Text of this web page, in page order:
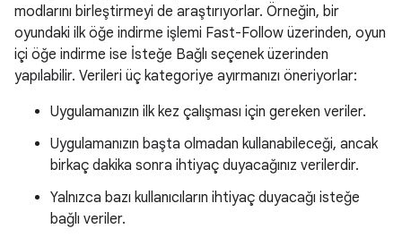
modlarını birleştirmeyi de araştırıyorlar. Örneğin, bir
oyundaki ilk öğe indirme işlemi Fast-Follow üzerinden, oyun
içi öğe indirme ise İsteğe Bağlı seçenek üzerinden
yapılabilir. Verileri üç kategoriye ayırmanızı öneriyorlar:
Uygulamanızın ilk kez çalışması için gereken veriler.
Uygulamanızın başta olmadan kullanabileceği, ancak
birkaç dakika sonra ihtiyaç duyacağınız verilerdir.
Yalnızca bazı kullanıcıların ihtiyaç duyacağı isteğe
bağlı veriler.